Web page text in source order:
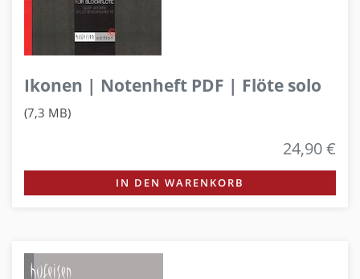
Ikonen | Notenheft PDF | Flöte solo
(7,3 MB)
24,90 €
IN DEN WARENKORB